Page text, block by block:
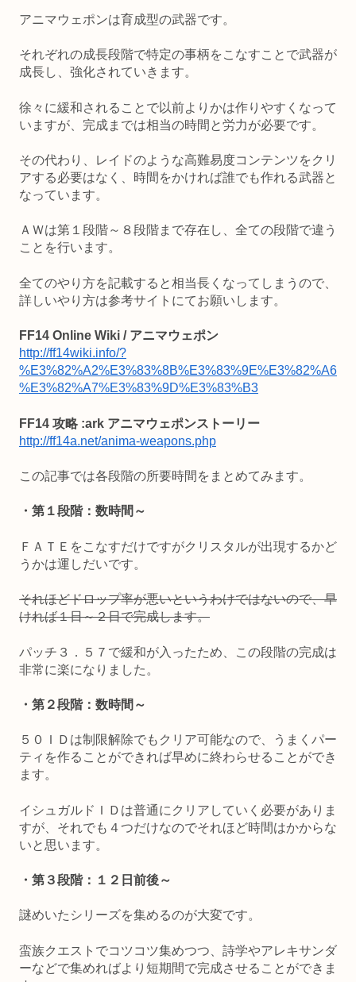
アニマウェポンは育成型の武器です。
それぞれの成長段階で特定の事柄をこなすことで武器が
成長し、強化されていきます。
徐々に緩和されることで以前よりかは作りやすくなって
いますが、完成までは相当の時間と労力が必要です。
その代わり、レイドのような高難易度コンテンツをクリ
アする必要はなく、時間をかければ誰でも作れる武器と
なっています。
ＡＷは第１段階～８段階まで存在し、全ての段階で違う
ことを行います。
全てのやり方を記載すると相当長くなってしまうので、
詳しいやり方は参考サイトにてお願いします。
FF14 Online Wiki / アニマウェポン
http://ff14wiki.info/?
%E3%82%A2%E3%83%8B%E3%83%9E%E3%82%A6
%E3%82%A7%E3%83%9D%E3%83%B3
FF14 攻略 :ark アニマウェポンストーリー
http://ff14a.net/anima-weapons.php
この記事では各段階の所要時間をまとめてみます。
・第１段階：数時間～
ＦＡＴＥをこなすだけですがクリスタルが出現するかど
うかは運しだいです。
それほどドロップ率が悪いというわけではないので、早
ければ１日～２日で完成します。
パッチ３．５７で緩和が入ったため、この段階の完成は
非常に楽になりました。
・第２段階：数時間～
５０ＩＤは制限解除でもクリア可能なので、うまくパー
ティを作ることができれば早めに終わらせることができ
ます。
イシュガルドＩＤは普通にクリアしていく必要がありま
すが、それでも４つだけなのでそれほど時間はかからな
いと思います。
・第３段階：１２日前後～
謎めいたシリーズを集めるのが大変です。
蛮族クエストでコツコツ集めつつ、詩学やアレキサンダ
ーなどで集めればより短期間で完成させることができま